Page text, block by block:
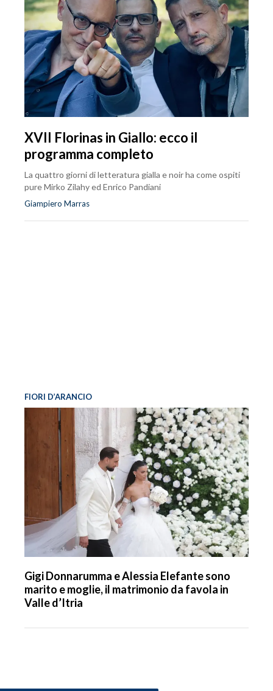
XVII Florinas in Giallo: ecco il
programma completo
La quattro giorni di letteratura gialla e noir ha come ospiti
pure Mirko Zilahy ed Enrico Pandiani
Giampiero Marras
FIORI D’ARANCIO
Gigi Donnarumma e Alessia Elefante sono
marito e moglie, il matrimonio da favola in
Valle d’Itria